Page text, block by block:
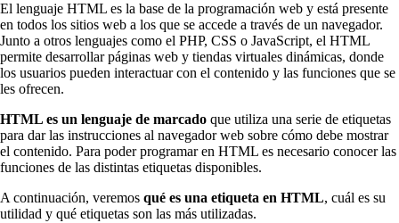
El lenguaje HTML es la base de la programación web y está presente
en todos los sitios web a los que se accede a través de un navegador.
Junto a otros lenguajes como el PHP, CSS o JavaScript, el HTML
permite desarrollar páginas web y tiendas virtuales dinámicas, donde
los usuarios pueden interactuar con el contenido y las funciones que se
les ofrecen.
HTML es un lenguaje de marcado que utiliza una serie de etiquetas
para dar las instrucciones al navegador web sobre cómo debe mostrar
el contenido. Para poder programar en HTML es necesario conocer las
funciones de las distintas etiquetas disponibles.
A continuación, veremos qué es una etiqueta en HTML, cuál es su
utilidad y qué etiquetas son las más utilizadas.